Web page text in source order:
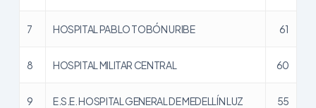
7 HOSPITAL PABLO TOBÓN URIBE 61
8 HOSPITAL MILITAR CENTRAL 60
9
E.S.E. HOSPITAL GENERAL DE MEDELLÍN LUZ
55